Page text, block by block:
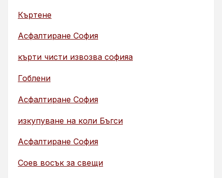
Къртене
Асфалтиране София
кърти чисти извозва софияа
Гоблени
Асфалтиране София
изкупуване на коли Бъгси
Асфалтиране София
Соев восък за свещи